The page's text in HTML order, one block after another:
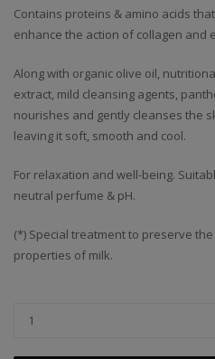
Contains proteins & amino acids
enhance the action of collagen and
Along with organic olive oil,
extract, mild cleansing agents,
nourishes and gently cleanses the
leaving it soft, smooth and cool.
For relaxation and well-being.
neutral perfume & pH.
(*) Special treatment to preserve
properties of milk.